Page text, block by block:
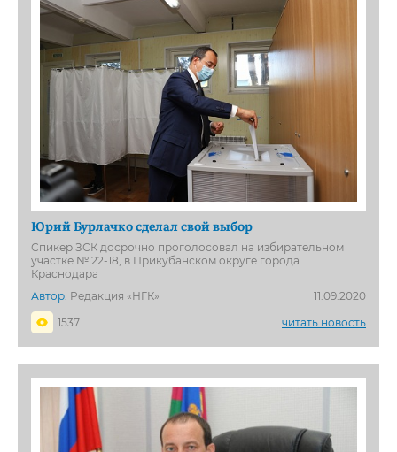
Юрий Бурлачко сделал свой выбор
Спикер ЗСК досрочно проголосовал на избирательном
участке № 22-18, в Прикубанском округе города
Краснодара
Автор: Редакция «НГК»
11.09.2020
1537
читать новость